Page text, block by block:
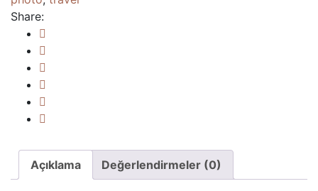
Share:
Açıklama Değerlendirmeler (0)